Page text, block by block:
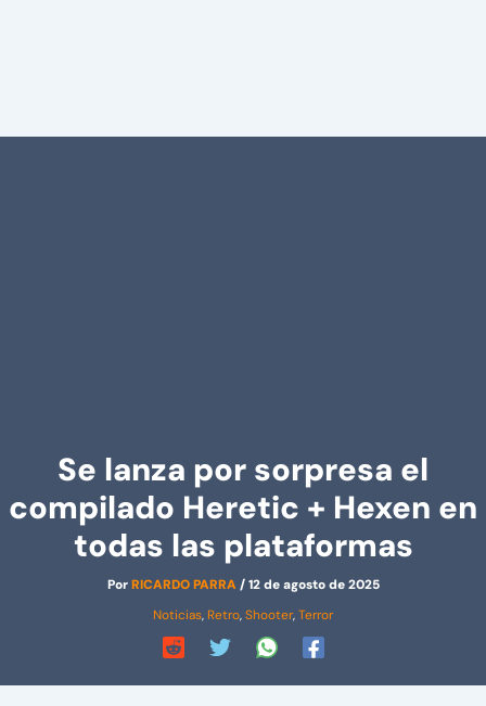
Se lanza por sorpresa el
compilado Heretic + Hexen en
todas las plataformas
PorRICARDO PARRA/12 de agosto de 2025
Noticias, Retro,Shooter,Terror